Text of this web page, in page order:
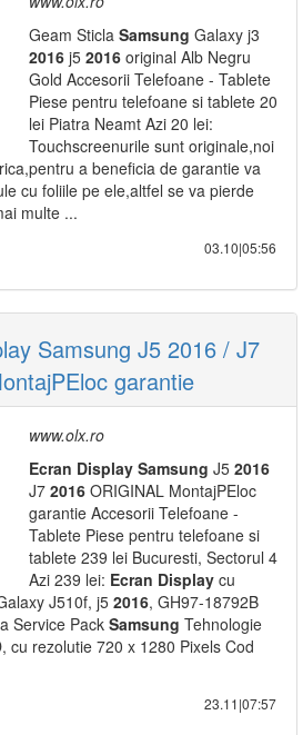
Geam Sticla Samsung Galaxy j3
2016 j5 2016 original Alb Negru
Gold Accesorii Telefoane - Tablete
Piese pentru telefoane si tablete 20
lei Piatra Neamt Azi 20 lei:
Touchscreenurile sunt originale,noi
a beneficia de garantie va
cu foliile pe ele,altfel se va pierde
multe ...
03.10|05:56
Samsung J5 2016 / J7
garantie
www.olx.ro
Ecran Display Samsung J5 2016
J7 2016 ORIGINAL MontajPEloc
garantie Accesorii Telefoane -
Tablete Piese pentru telefoane si
tablete 239 lei Bucuresti, Sectorul 4
Azi 239 lei: Ecran Display cu
J510f, j5 2016, GH97-18792B
Service Pack Samsung Tehnologie
cu rezolutie 720 x 1280 Pixels Cod
23.11|07:57